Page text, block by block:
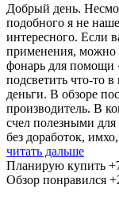
Добрый день.
подобного я не
интересного. Если
применения, можно
фонарь для помощи
подсветить что-то
деньги. В обзоре
производитель. В
счел полезными
без доработок,
читать дальше
Планирую купить
Обзор понравился